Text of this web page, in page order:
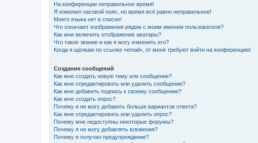
На конференции неправильное время!
Я изменил часовой пояс, но время всё равно неправильное!
Моего языка нет в списке!
Что означают изображения рядом с моим именем пользователя?
Как мне включить отображение аватары?
Что такое звание и как я могу изменить его?
Когда я щёлкаю по ссылке «email», от меня требуют войти на конференцию!
Создание сообщений
Как мне создать новую тему или сообщение?
Как мне отредактировать или удалить сообщение?
Как мне добавить подпись к своему сообщению?
Как мне создать опрос?
Почему я не могу добавить больше вариантов ответа?
Как мне отредактировать или удалить опрос?
Почему мне недоступны некоторые форумы?
Почему я не могу добавлять вложения?
Почему я получил предупреждение?